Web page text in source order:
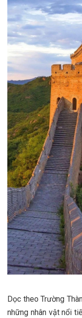
Dọc theo Trường
những nhân vật nổi